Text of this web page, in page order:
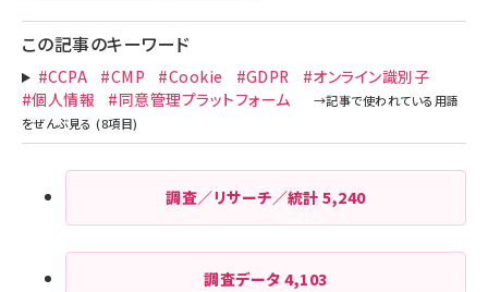
この記事のキーワード
#CCPA #CMP #Cookie #GDPR
#オンライン識別子
#個人情報
#同意管理プラットフォーム
調査／リサーチ／統計5,240
調査データ4,103